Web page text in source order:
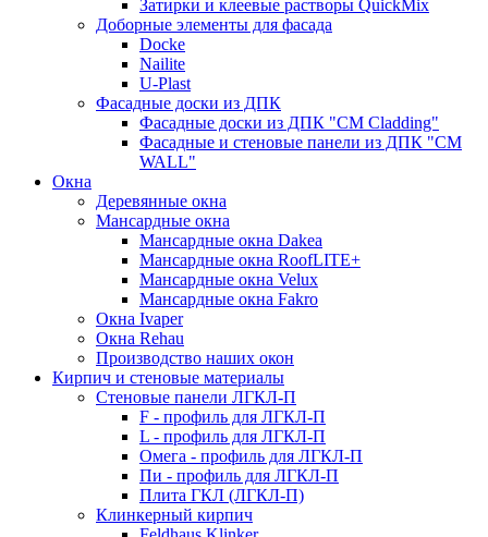
Затирки и клеевые растворы QuickMix
Доборные элементы для фасада
Docke
Nailite
U-Plast
Фасадные доски из ДПК
Фасадные доски из ДПК "CM Cladding"
Фасадные и стеновые панели из ДПК "CM
WALL"
Окна
Деревянные окна
Мансардные окна
Мансардные окна Dakea
Мансардные окна RoofLITE+
Мансардные окна Velux
Мансардные окна Fakro
Окна Ivaper
Окна Rehau
Производство наших окон
Кирпич и стеновые материалы
Стеновые панели ЛГКЛ-П
F - профиль для ЛГКЛ-П
L - профиль для ЛГКЛ-П
Омега - профиль для ЛГКЛ-П
Пи - профиль для ЛГКЛ-П
Плита ГКЛ (ЛГКЛ-П)
Клинкерный кирпич